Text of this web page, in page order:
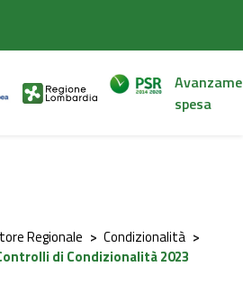
spesa
Regionale > Condizionalità >
di Condizionalità 2023